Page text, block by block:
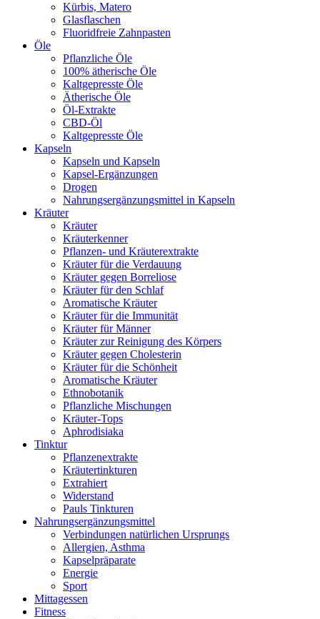
Kürbis, Matero
Glasflaschen
Fluoridfreie Zahnpasten
Öle
Pflanzliche Öle
100% ätherische Öle
Kaltgepresste Öle
Ätherische Öle
Öl-Extrakte
CBD-Öl
Kaltgepresste Öle
Kapseln
Kapseln und Kapseln
Kapsel-Ergänzungen
Drogen
Nahrungsergänzungsmittel in Kapseln
Kräuter
Kräuter
Kräuterkenner
Pflanzen- und Kräuterextrakte
Kräuter für die Verdauung
Kräuter gegen Borreliose
Kräuter für den Schlaf
Aromatische Kräuter
Kräuter für die Immunität
Kräuter für Männer
Kräuter zur Reinigung des Körpers
Kräuter gegen Cholesterin
Kräuter für die Schönheit
Aromatische Kräuter
Ethnobotanik
Pflanzliche Mischungen
Kräuter-Tops
Aphrodisiaka
Tinktur
Pflanzenextrakte
Kräutertinkturen
Extrahiert
Widerstand
Pauls Tinkturen
Nahrungsergänzungsmittel
Verbindungen natürlichen Ursprungs
Allergien, Asthma
Kapselpräparate
Energie
Sport
Mittagessen
Fitness